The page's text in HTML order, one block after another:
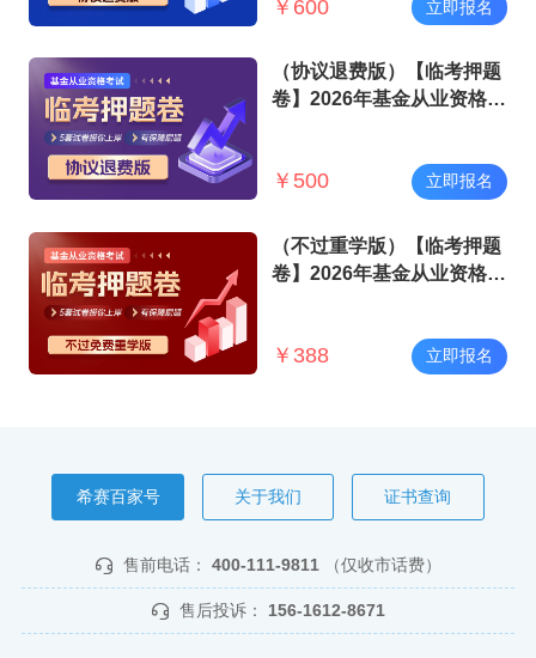
￥ 600 立即报名
（协议退费版）【临考押题
卷】2026年基金从业资格考
￥ 500 立即报名
（不过重学版）【临考押题
卷】2026年基金从业资格考
￥ 388 立即报名
希赛百家号 关于我们 证书查询
售前电话： 400-111-9811 （仅收市话费）
售后投诉： 156-1612-8671